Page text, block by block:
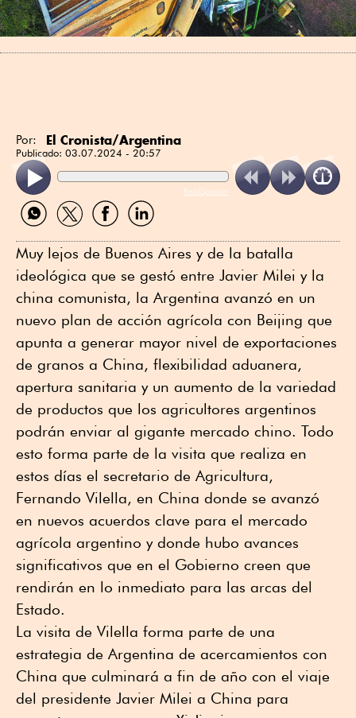
Por: El Cronista/Argentina
Publicado: 03.07.2024 - 20:57
ReadSpeaker
Compartir
por
Compartir
por
Compartir
por
Compartir
por
Muy lejos de Buenos Aires y de la batalla
ideológica que se gestó entre Javier Milei y la
china comunista, la Argentina avanzó en un
nuevo plan de acción agrícola con Beijing que
apunta a generar mayor nivel de exportaciones
de granos a China, flexibilidad aduanera,
apertura sanitaria y un aumento de la variedad
de productos que los agricultores argentinos
podrán enviar al gigante mercado chino. Todo
esto forma parte de la visita que realiza en
estos días el secretario de Agricultura,
Fernando Vilella, en China donde se avanzó
en nuevos acuerdos clave para el mercado
agrícola argentino y donde hubo avances
significativos que en el Gobierno creen que
rendirán en lo inmediato para las arcas del
Estado.
La visita de Vilella forma parte de una
estrategia de Argentina de acercamientos con
China que culminará a fin de año con el viaje
del presidente Javier Milei a China para